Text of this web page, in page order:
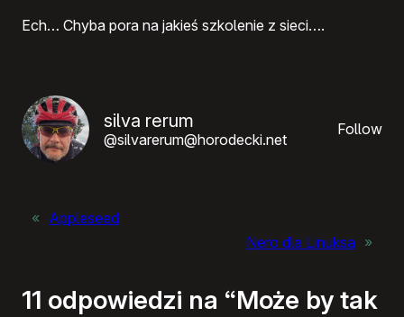
Ech… Chyba pora na jakieś szkolenie z sieci….
silva rerum
@silvarerum@horodecki.net
Follow
« Appleseed
Nero dla Linuksa »
11 odpowiedzi na “Może by tak